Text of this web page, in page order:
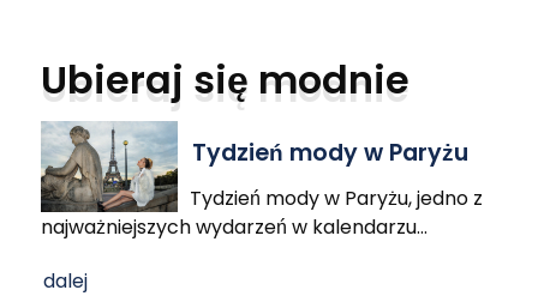
Ubieraj się modnie
Tydzień mody w Paryżu
Tydzień mody w Paryżu, jedno z
najważniejszych wydarzeń w kalendarzu…
dalej